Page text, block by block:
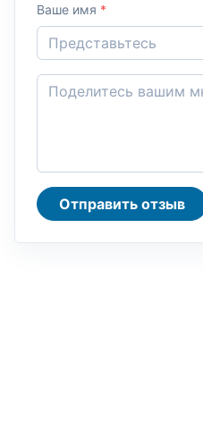
Ваше имя *
Отправить отзыв